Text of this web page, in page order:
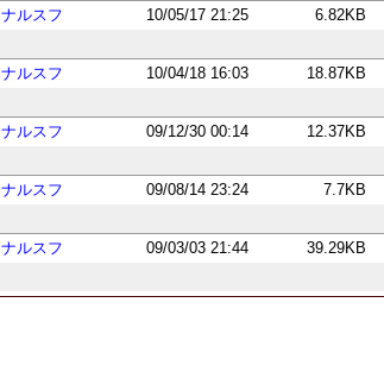
ナルスフ 10/05/17 21:25 6.82KB
ナルスフ 10/04/18 16:03 18.87KB
ナルスフ 09/12/30 00:14 12.37KB
ナルスフ 09/08/14 23:24 7.7KB
ナルスフ 09/03/03 21:44 39.29KB